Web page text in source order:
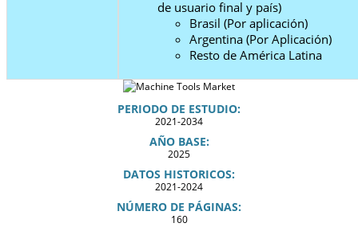
de usuario final y país)
Brasil (Por aplicación)
Argentina (Por Aplicación)
Resto de América Latina
PERIODO DE ESTUDIO:
2021-2034
AÑO BASE:
2025
DATOS HISTORICOS:
2021-2024
NÚMERO DE PÁGINAS:
160